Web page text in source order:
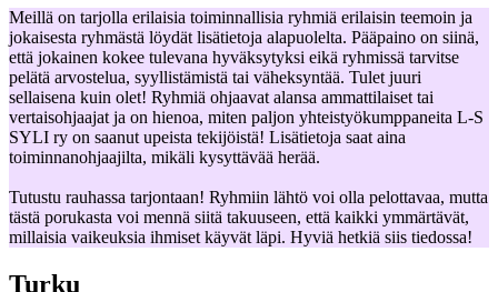
Meillä on tarjolla erilaisia toiminnallisia ryhmiä erilaisin teemoin ja
jokaisesta ryhmästä löydät lisätietoja alapuolelta. Pääpaino on siinä,
että jokainen kokee tulevana hyväksytyksi eikä ryhmissä tarvitse
pelätä arvostelua, syyllistämistä tai väheksyntää. Tulet juuri
sellaisena kuin olet! Ryhmiä ohjaavat alansa ammattilaiset tai
vertaisohjaajat ja on hienoa, miten paljon yhteistyökumppaneita L-S
SYLI ry on saanut upeista tekijöistä! Lisätietoja saat aina
toiminnanohjaajilta, mikäli kysyttävää herää.
Tutustu rauhassa tarjontaan! Ryhmiin lähtö voi olla pelottavaa, mutta
tästä porukasta voi mennä siitä takuuseen, että kaikki ymmärtävät,
millaisia vaikeuksia ihmiset käyvät läpi. Hyviä hetkiä siis tiedossa!
Turku